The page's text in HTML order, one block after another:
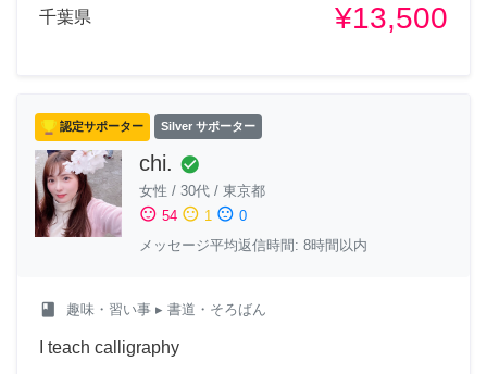
千葉県 ¥13,500
認定サポーター Silver サポーター
chi. check_circle
女性 / 30代 / 東京都
sentiment_satisfied 54 sentiment_neutral 1 sentiment_dissatisfied 0
メッセージ平均返信時間: 8時間以内
class 趣味・習い事 ▸ 書道・そろばん
I teach calligraphy